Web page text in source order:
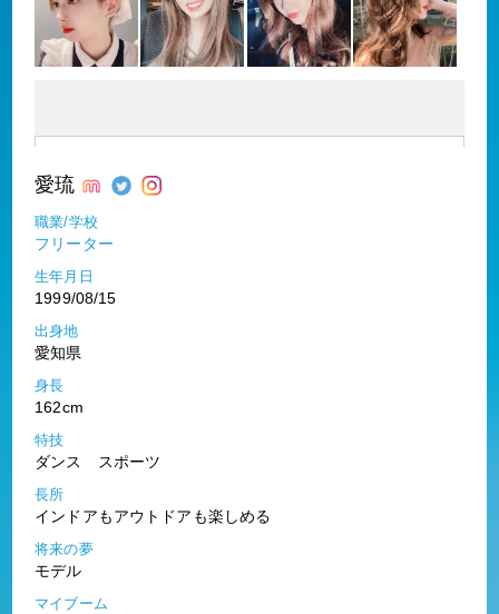
愛琉
職業/学校
フリーター
生年月日
1999/08/15
出身地
愛知県
身長
162cm
特技
ダンス スポーツ
長所
インドアもアウトドアも楽しめる
将来の夢
モデル
マイブーム